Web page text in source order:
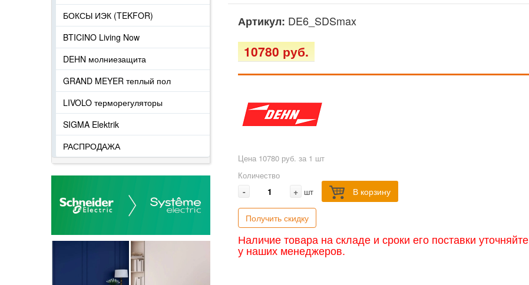
БОКСЫ ИЭК (TEKFOR)
BTICINO Living Now
DEHN молниезащита
GRAND MEYER теплый пол
LIVOLO терморегуляторы
SIGMA Elektrik
РАСПРОДАЖА
Артикул: DE6_SDSmax
10780 руб.
Цена 10780 руб. за 1 шт
Количество
- + шт В корзину
Получить скидку
Наличие товара на складе и сроки его поставки уточняйте
у наших менеджеров.